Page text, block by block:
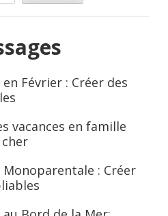
Février : Créer des
vacances en famille
Monoparentale : Créer